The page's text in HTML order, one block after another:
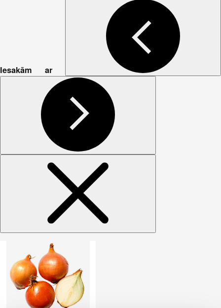
Iesakām ar